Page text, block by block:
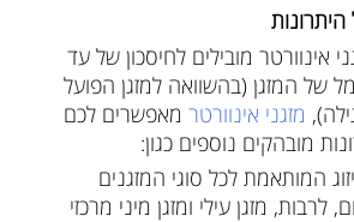
היתרונות
אינוורטר מובילים לחיסכון של עד
של המזגן (בהשוואה למזגן הפועל
מזגני אינוורטר מאפשרים לכם
מובהקים נוספים כגון:
המותאמת לכל סוגי המזגנים
לרבות, מזגן עילי ומזגן מיני מרכזי